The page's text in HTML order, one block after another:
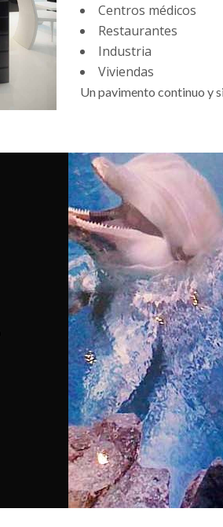
Centros médicos
Restaurantes
Industria
Viviendas
Un pavimento continuo y